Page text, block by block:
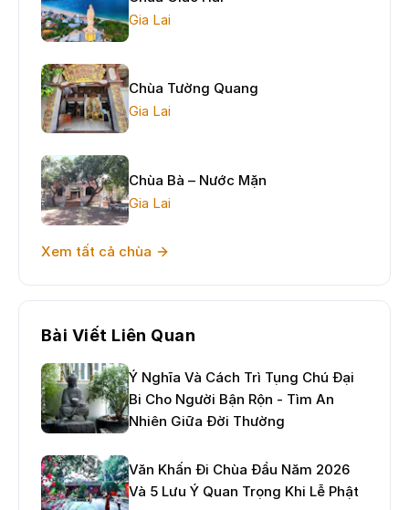
Gia Lai
Chùa Tường Quang
Gia Lai
Chùa Bà – Nước Mặn
Gia Lai
Xem tất cả chùa
Bài Viết Liên Quan
Ý Nghĩa Và Cách Trì Tụng Chú Đại
Bi Cho Người Bận Rộn - Tìm An
Nhiên Giữa Đời Thường
Văn Khấn Đi Chùa Đầu Năm 2026
Và 5 Lưu Ý Quan Trọng Khi Lễ Phật